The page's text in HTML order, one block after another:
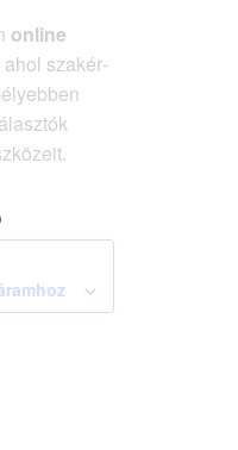
online
ahol szak­ér­